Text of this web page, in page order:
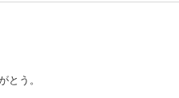
とう。